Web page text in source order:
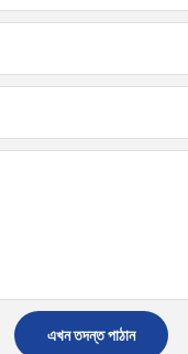
এখন তদন্ত পাঠান